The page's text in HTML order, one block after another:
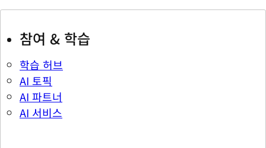
참여 & 학습
학습 허브
AI 토픽
AI 파트너
AI 서비스